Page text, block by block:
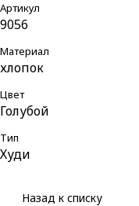
Артикул
9056
Материал
хлопок
Цвет
Голубой
Тип
Худи
Назад к списку